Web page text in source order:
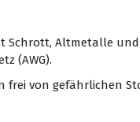
Schrott, Altmetalle
(AWG).
frei von gefährlichen